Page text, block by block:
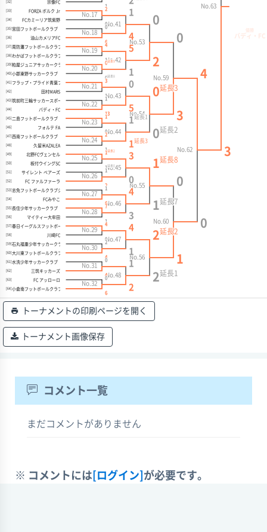
No.17
No.18
No.19
No.20
No.21
No.22
No.23
No.24
No.25
No.26
No.27
No.28
No.29
No.30
No.31
No.32
No.41
No.42
No.43
No.44
No.45
No.46
No.47
No.48
No.53
No.54
No.55
No.56
No.59
No.60
No.62
No.63
1
2
0
0
6
4
1
0延長 9
0延長 8
3
1
1
13
1
0
2
1
1 延長2
1 延長 0
1
2
1
6
7
1
4
0
2
4
0
4
0
6
1
4
5
1
0
5
1 延長 1
1延長3
3
0
4
3
4
1
1
2
0
2
0延長3
0延長2
1延長8
1延長7
2延長2
2延長1
0
3
0
1
4
0
3
[32]
[33]
[34]
[35]
[36]
[37]
[38]
[39]
[40]
[41]
[42]
[43]
[44]
[45]
[46]
[47]
[48]
[49]
[50]
[51]
[52]
[53]
[54]
[55]
[56]
[57]
[58]
[59]
[60]
[61]
[62]
[63]
[64]
宗像FC
FORZA ボルク Jr
FCカミーリア筑紫野
宮田フットボールクラブ
油山カメリアFC
周防灘フットボールクラブ
わかばフットボールクラブジュニア
粕屋ジュニアサッカークラブ
小郡東野サッカークラブ
フラップ・プライド青葉フットボールクラブ
田村MARS
筑前町三輪サッカースポーツ少年団
バディ・FC
二島フットボールクラブ
フォルテ FA
西南フットボールクラブ
久留米AZALEA
北野FCヴェンセル
板付ウイングSC
サイレント ベアーズ
FC ファルファーラ
志免フットボールクラブジュニア
FCみやこ
長住少年サッカークラブ
マイティー大牟田
春日イーグルスフットボールクラブ
川崎FC
石丸福重少年サッカークラブ
大川東フットボールクラブ
水洗少年サッカークラブ
三筑キッカーズ
FC アッローロ
小倉南フットボールクラブジュニア
バディ・FC
トーナメントの印刷ページを開く
トーナメント画像保存
コメント一覧
まだコメントがありません
※ コメントには [ログイン] が必要です。